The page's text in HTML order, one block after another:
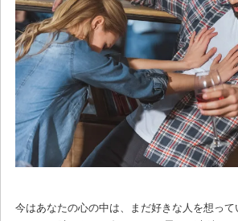
今はあなたの心の中は、まだ好きな人を想って